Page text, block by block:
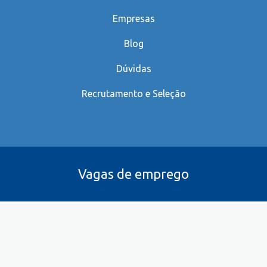
Empresas
Blog
Dúvidas
Recrutamento e Seleção
Vagas de emprego